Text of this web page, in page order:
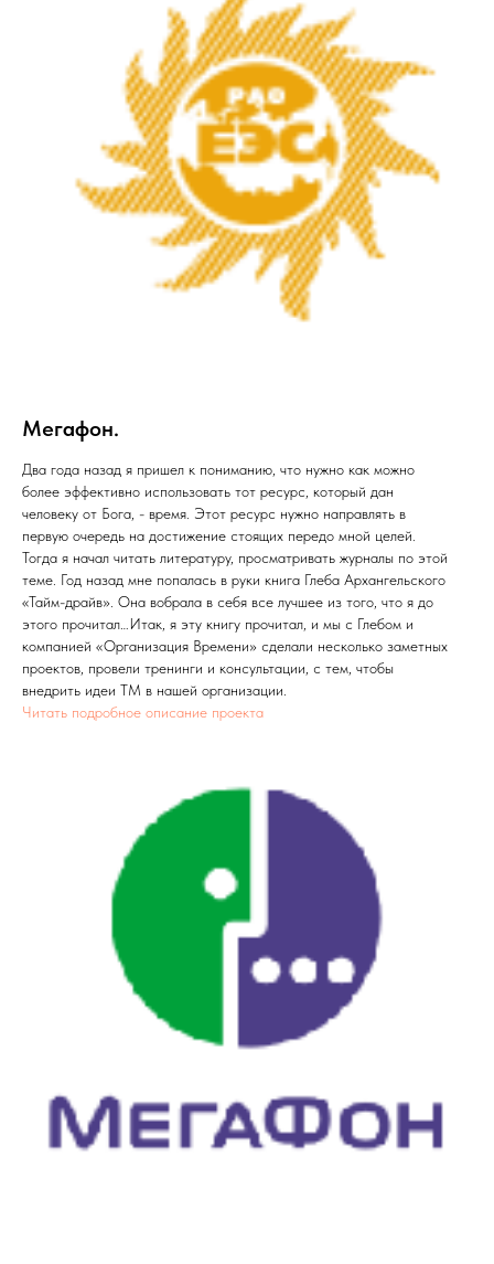
Мегафон.
Два года назад я пришел к пониманию, что нужно как можно
более эффективно использовать тот ресурс, который дан
человеку от Бога, - время. Этот ресурс нужно направлять в
первую очередь на достижение стоящих передо мной целей.
Тогда я начал читать литературу, просматривать журналы по этой
теме. Год назад мне попалась в руки книга Глеба Архангельского
«Тайм-драйв». Она вобрала в себя все лучшее из того, что я до
этого прочитал…Итак, я эту книгу прочитал, и мы с Глебом и
компанией «Организация Времени» сделали несколько заметных
проектов, провели тренинги и консультации, с тем, чтобы
внедрить идеи ТМ в нашей организации.
Читать подробное описание проекта